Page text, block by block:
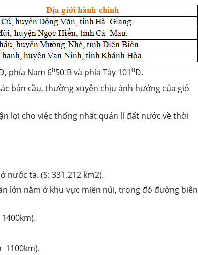
phía Nam 6050'B và phía Tây 1010Đ.
bán cầu, thường xuyên chịu ảnh hưởng của gió
lợi cho việc thống nhất quản lí đất nước về thời
nước ta. (S: 331.212 km2).
lớn nằm ở khu vực miền núi, trong đó đường biên